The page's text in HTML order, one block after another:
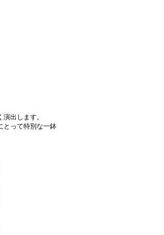
出します。
とって特別な一鉢